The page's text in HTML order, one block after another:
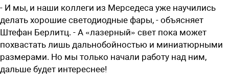
- И мы, и наши коллеги из Мерседеса уже научились
делать хорошие светодиодные фары, - объясняет
Штефан Берлитц. - А «лазерный» свет пока может
похвастать лишь дальнобойностью и миниатюрными
размерами. Но мы только начали работу над ним,
дальше будет интереснее!